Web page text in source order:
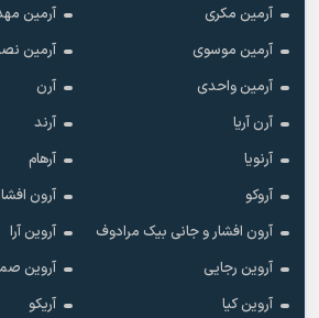
آرمین مکری
آرمین
آرمین موسوی
آرمین
آرمین واحدی
آرن
آرن آریا
آرند
آرنویا
آرهام
آروکو
آرون
آرون افشار و جانی بیک مرادوف
آروین آرا
آروین رجایی
آروین
آروین کیا
آریکو